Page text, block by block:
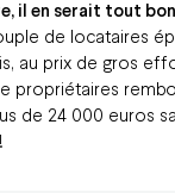
il en serait tout
de locataires
au prix de gros
propriétaires
de 24 000 euros